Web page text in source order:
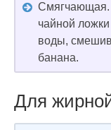
Смягчающая.
чайной
воды,
банана.
Для